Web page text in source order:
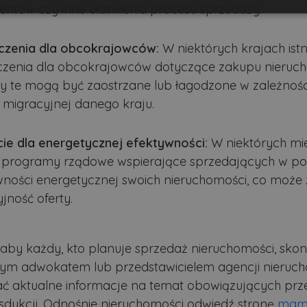
czy inne ułatwienia procesu sprzedaży.
dla obcokrajowców: W niektórych krajach
dla obcokrajowców dotyczące zakupu
te mogą być zaostrzane lub łagodzone w
migracyjnej danego kraju.
dla energetycznej efektywności: W niektórych
programy rządowe wspierające sprzedających w
energetycznej swoich nieruchomości, co może
oferty.
każdy, kto planuje sprzedaż nieruchomości,
adwokatem lub przedstawicielem agencji
aktualne informacje na temat obowiązujących
Wydajność Targetowanie Funkcjonalność
Wydajność Targetowanie
korzystanie z podstawowych funkcji strony internetowej, takich jak
niezbędnych plików cookie nie można prawidłowo korzystać ze strony internetowej.
Dostawca /
Domena
Okres
przechowywania
Opis
.lubartow24.pl
pliki cookie. Jest to konieczne, aby
YouTube
.youtube.com
5 miesięcy 4
tygodnie
Ten plik cookie jest używany do
użytkownika i wyboru prywatności dla
Rejestruje dane dotyczące zgody